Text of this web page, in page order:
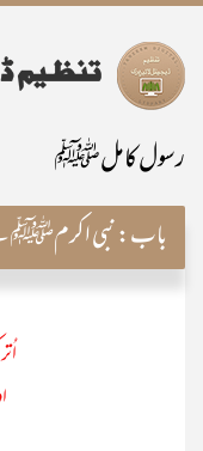
رسول کاملﷺ
باب:نبی اکرمﷺ سے ہمارے تعلق کی